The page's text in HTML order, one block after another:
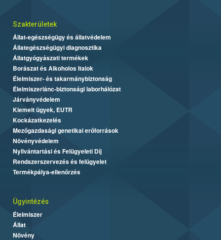
Szakterületek
Állat-egészségügy és állatvédelem
Állategészségügyi diagnosztika
Állatgyógyászati termékek
Borászat és Alkoholos Italok
Élelmiszer- és takarmánybiztonság
Élelmiszerlánc-biztonsági laborhálózat
Járványvédelem
Kiemelt ügyek, EUTR
Kockázatkezelés
Mezőgazdasági genetikai erőforrások
Növényvédelem
Nyilvántartási és Felügyeleti Díj
Rendszerszervezés és felügyelet
Termékpálya-ellenőrzés
Ügyintézés
Élelmiszer
Állat
Növény